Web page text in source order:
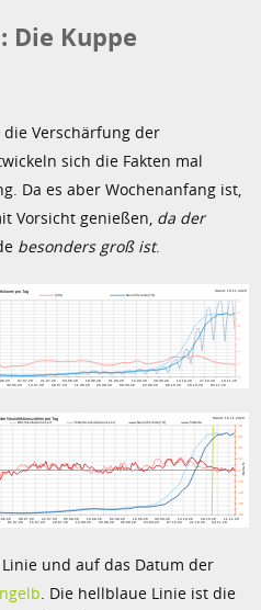
Die Kuppe
Verschärfung der
sich die Fakten mal
Da es aber Wochenanfang ist,
Vorsicht genießen, da der
besonders groß ist.
Linie und auf das Datum der
. Die hellblaue Linie ist die